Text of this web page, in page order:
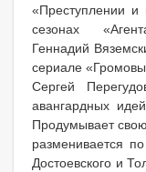
«Преступлении и
сезонах
Геннадий
сериале
Сергей
авангардных
Продумывает
разменивается
Достоевского и